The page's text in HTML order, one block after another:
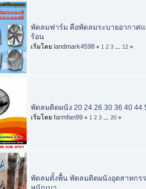
พัดลมฟาร์ม คือพัดลมระบายอากาศ
ร้อน
เริ่มโดย landmark4598 « 1 2 3 12 »
พัดลมติดผนัง 20 24 26 30 36 40
เริ่มโดย farmfan99 « 1 2 3 20 »
พัดลมตั้งพื้น พัดลมติดผนังอุตสาหกร